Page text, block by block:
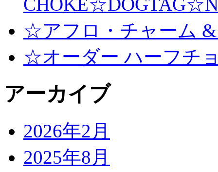
☆アフロ・チャーム
☆オーダー ハーフチ
アーカイブ
2026年2月
2025年8月